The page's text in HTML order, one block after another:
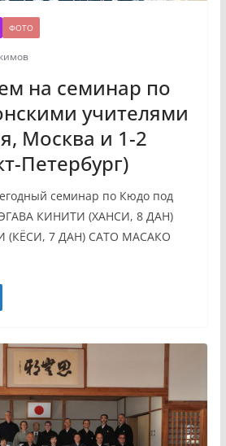
ФОТО
на семинар по
учителями
Москва и 1-2
Петербург)
семинар по Кюдо под
КИНИТИ (ХАНСИ, 8 ДАН)
(КЁСИ, 7 ДАН) САТО МАСАКО